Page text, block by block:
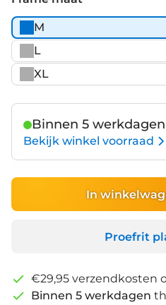
M
L
XL
Binnen 5
Bekijk winkel voorraad
In
Proefrit
€29,95 verzendkosten
Binnen 5 werkdagen